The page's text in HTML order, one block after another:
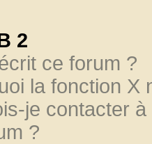
2
ce forum ?
la fonction X
je contacter
?